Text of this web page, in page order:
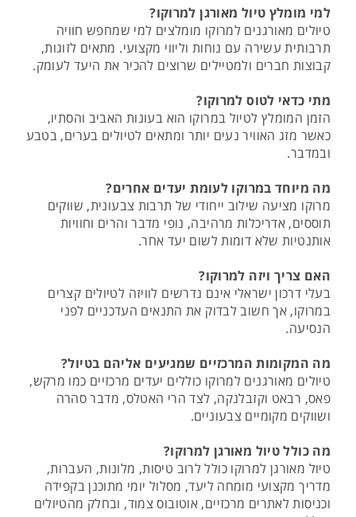
למי מומלץ טיול מאורגן למרוקו?
טיולים מאורגנים למרוקו מומלצים למי שמחפש חוויה
תרבותית עשירה עם נוחות וליווי מקצועי. מתאים לזוגות,
קבוצות חברים ולמטיילים שרוצים להכיר את היעד לעומק.
מתי כדאי לטוס למרוקו?
הזמן המומלץ לטיול במרוקו הוא בעונות האביב והסתיו,
כאשר מזג האוויר נעים יותר ומתאים לטיולים בערים, בטבע
ובמדבר.
מה מיוחד במרוקו לעומת יעדים אחרים?
מרוקו מציעה שילוב ייחודי של תרבות צבעונית, שווקים
תוססים, אדריכלות מרהיבה, נופי מדבר והרים וחוויות
אותנטיות שלא דומות לשום יעד אחר.
האם צריך ויזה למרוקו?
בעלי דרכון ישראלי אינם נדרשים לוויזה לטיולים קצרים
במרוקו, אך חשוב לבדוק את התנאים העדכניים לפני
הנסיעה.
מה המקומות המרכזיים שמגיעים אליהם בטיול?
טיולים מאורגנים למרוקו כוללים יעדים מרכזיים כמו מרקש,
פאס, רבאט וקזבלנקה, לצד הרי האטלס, מדבר סהרה
ושווקים מקומיים צבעוניים.
מה כולל טיול מאורגן למרוקו?
טיול מאורגן למרוקו כולל לרוב טיסות, מלונות, העברות,
מדריך מקצועי מומחה ליעד, מסלול יומי מתוכנן בקפידה
וכניסות לאתרים מרכזיים, אוטובוס צמוד, ובחלק מהטיולים